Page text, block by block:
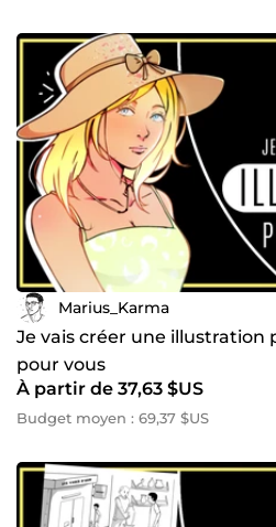
Marius_Karma
Je vais créer une illustration
pour vous
À partir de 37,63 $US
Budget moyen : 69,37 $US